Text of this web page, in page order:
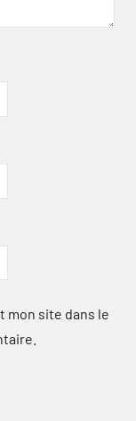
mon site dans le